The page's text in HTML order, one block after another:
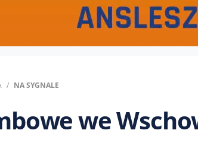
NA SYGNALE
we